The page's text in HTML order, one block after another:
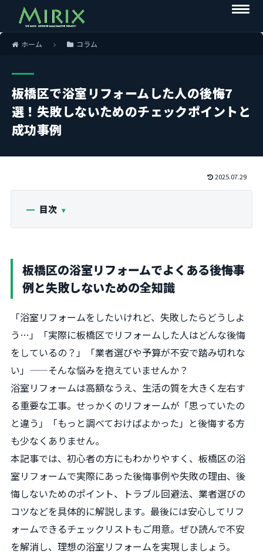
ホーム コラム
板橋区で浴室リフォームした人の後悔7
選！失敗しないためのチェックポイントと
成功事例
2025.07.29
目次
板橋区の浴室リフォームでよくある後悔事
例と失敗しないための全知識
「浴室リフォームをしたいけれど、失敗したらどうしよ
う…」「実際に板橋区でリフォームした人はどんな後悔
をしているの？」「業者選びや予算が不安で踏み切れな
い」——そんな悩みを抱えていませんか？
浴室リフォームは高額なうえ、生活の質を大きく左右す
る重要な工事。せっかくのリフォームが「思っていたの
と違う」「もっと調べておけばよかった」と後悔する方
も少なくありません。
本記事では、初心者の方にもわかりやすく、板橋区の浴
室リフォームで実際にあった後悔事例や失敗の理由、後
悔しないためのポイント、トラブル回避法、業者選びの
コツなどを具体的に解説します。最後には安心してリフ
ォームできるチェックリストもご用意。ぜひ読んで不安
を解消し、理想の浴室リフォームを実現しましょう。